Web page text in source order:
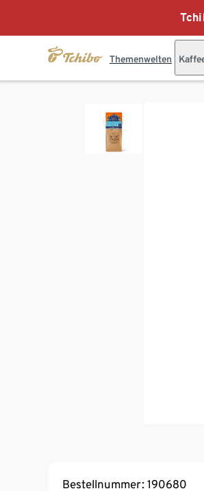
Themenwelten
Bestellnummer: 190680